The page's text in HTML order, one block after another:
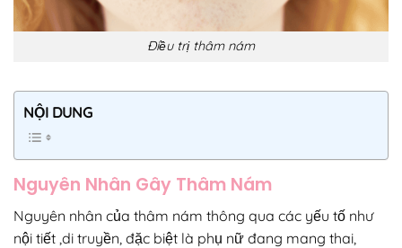
Điều trị thâm nám
NỘI DUNG
Nguyên Nhân Gây Thâm Nám
Nguyên nhân của thâm nám thông qua các yếu tố như
nội tiết ,di truyền, đặc biệt là phụ nữ đang mang thai,